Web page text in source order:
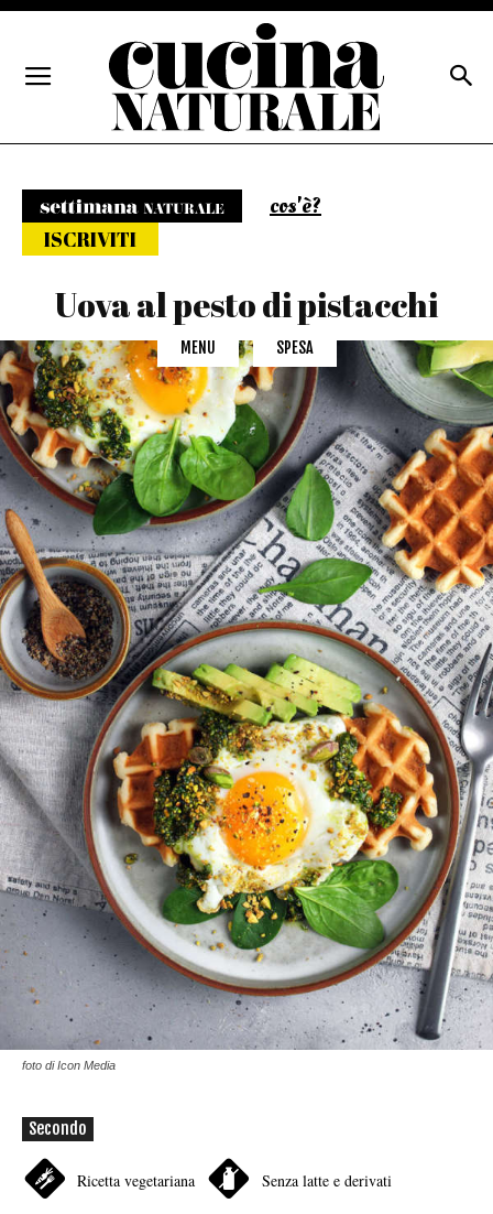
cos'è?
ISCRIVITI
Uova al pesto di pistacchi
MENU SPESA
foto di Icon Media
Secondo
Ricetta vegetariana Senza latte e derivati